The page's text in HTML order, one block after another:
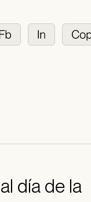
día de la